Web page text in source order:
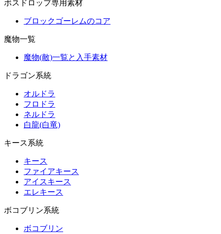
ボスドロップ専用素材
ブロックゴーレムのコア
魔物一覧
魔物(敵)一覧と入手素材
ドラゴン系統
オルドラ
フロドラ
ネルドラ
白龍(白竜)
キース系統
キース
ファイアキース
アイスキース
エレキース
ボコブリン系統
ボコブリン